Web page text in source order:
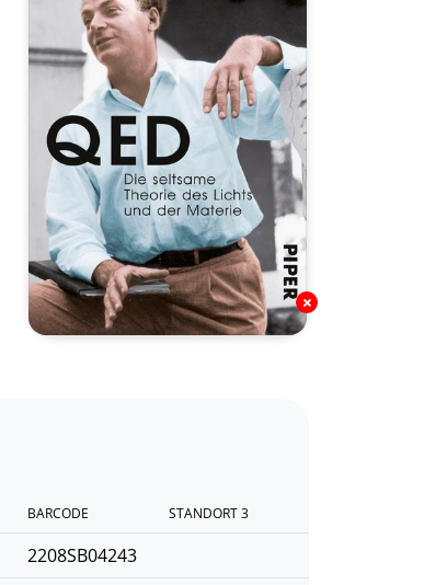
BARCODE STANDORT 3
2208SB04243